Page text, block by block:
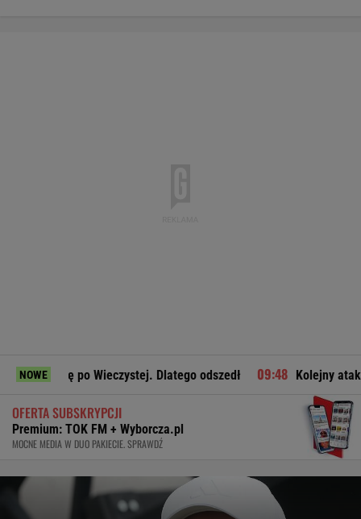
NOWE
po Wieczystej. Dlatego odszedł Kolejny atak na "rosyjski
OFERTA SUBSKRYPCJI
Premium: TOK FM + Wyborcza.pl
MOCNE MEDIA W DUO PAKIECIE. SPRAWDŹ